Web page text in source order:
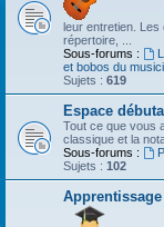
leur entretien. Les
répertoire, ...
Sous-forums :
et bobos du
Sujets : 619
Espace
Tout ce que vous
classique et la
Sous-forums :
Sujets : 102